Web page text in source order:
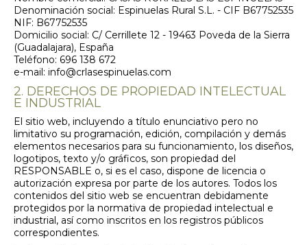
Denominación social: Espinuelas Rural S.L. - CIF B67752535
NIF: B67752535
Domicilio social: C/ Cerrillete 12 - 19463 Poveda de la Sierra
(Guadalajara), España
Teléfono: 696 138 672
e-mail: info@crlasespinuelas.com
2. DERECHOS DE PROPIEDAD INTELECTUAL
E INDUSTRIAL
El sitio web, incluyendo a título enunciativo pero no
limitativo su programación, edición, compilación y demás
elementos necesarios para su funcionamiento, los diseños,
logotipos, texto y/o gráficos, son propiedad del
RESPONSABLE o, si es el caso, dispone de licencia o
autorización expresa por parte de los autores. Todos los
contenidos del sitio web se encuentran debidamente
protegidos por la normativa de propiedad intelectual e
industrial, así como inscritos en los registros públicos
correspondientes.